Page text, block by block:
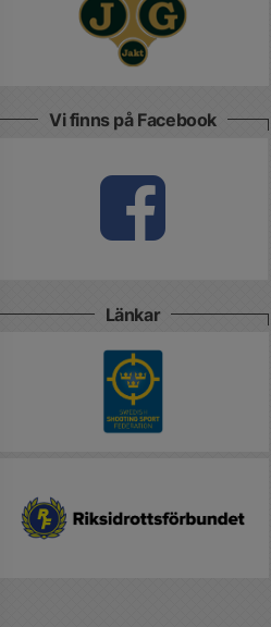
Vi finns på Facebook
Länkar